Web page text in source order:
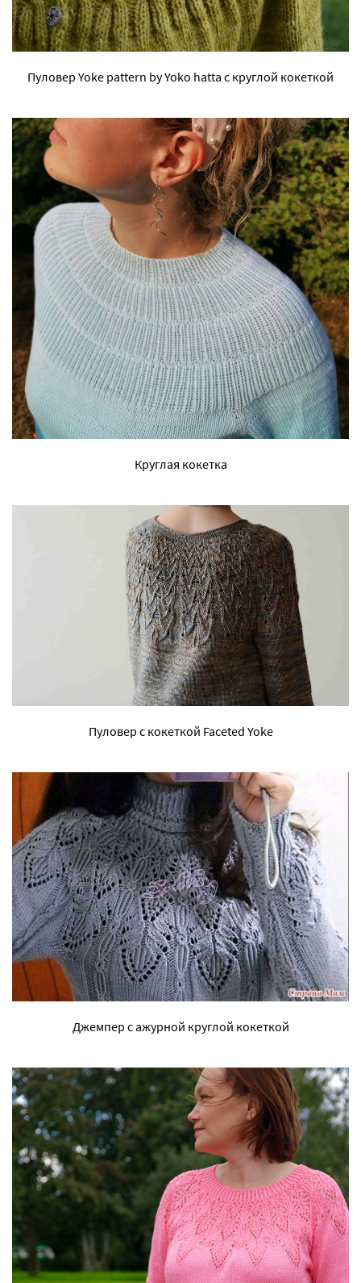
Пуловер Yoke pattern by Yoko hatta с круглой кокеткой
Круглая кокетка
Пуловер с кокеткой Faceted Yoke
Джемпер с ажурной круглой кокеткой